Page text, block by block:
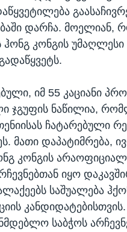
დარჩა. მოელიან,
ჰონგ კონგის უმაღლესი
იმ 55 კაციანი
ჯგუფის ნაწილია,
ჩატარებული
მათი დაპატიმრება,
კონგის
იყო
საშუალება
კანდიდატებისთვის.
საბჭოს